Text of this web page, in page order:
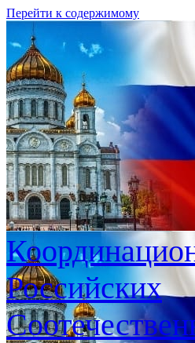
Перейти к содержимому
Российских